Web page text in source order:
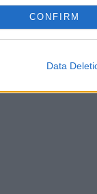
CONFIRM
Data